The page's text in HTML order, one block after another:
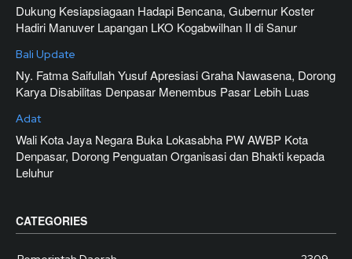
Dukung Kesiapsiagaan Hadapi Bencana, Gubernur Koster
Hadiri Manuver Lapangan LKO Kogabwilhan II di Sanur
Bali Update
Ny. Fatma Saifullah Yusuf Apresiasi Graha Nawasena, Dorong
Karya Disabilitas Denpasar Menembus Pasar Lebih Luas
Adat
Wali Kota Jaya Negara Buka Lokasabha PW AWBP Kota
Denpasar, Dorong Penguatan Organisasi dan Bhakti kepada
Leluhur
CATEGORIES